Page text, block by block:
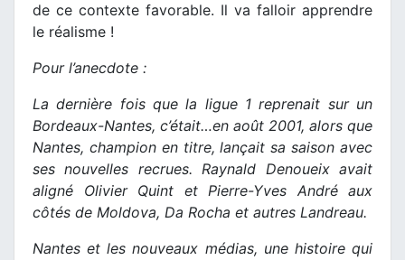
de ce contexte favorable. Il va falloir apprendre
le réalisme !
Pour l’anecdote :
La dernière fois que la ligue 1 reprenait sur un
Bordeaux-Nantes, c’était…en août 2001, alors que
Nantes, champion en titre, lançait sa saison avec
ses nouvelles recrues. Raynald Denoueix avait
aligné Olivier Quint et Pierre-Yves André aux
côtés de Moldova, Da Rocha et autres Landreau.
Nantes et les nouveaux médias, une histoire qui